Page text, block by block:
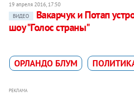
19 апреля 2016, 17:50
ВИДЕО
Вакарчук и Потап
шоу "Голос страны"
ОРЛАНДО БЛУМ
РЕКЛАМА